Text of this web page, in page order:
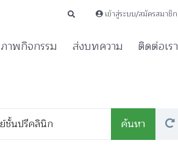
เข้าสู่ระบบ/สมัครสมาชิก
ภาพกิจกรรม ส่งบทความ ติดต่อเรา